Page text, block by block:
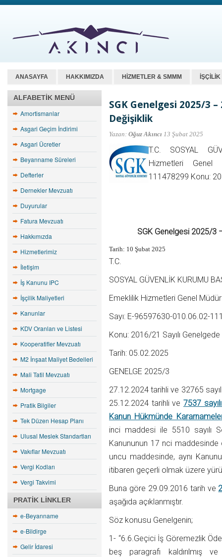
ANASAYFA HAKKIMIZDA HİZMETLER & SMMM
ALFABETIK MENÜ
Amortismanlar
Asgari Geçim İndirimi
Asgari Ücretler
Beyanname Süreleri
Defterler
Dernekler Mevzuatı
Duyurular
Fatura Mevzuatı
Hakkımızda
Hizmetlerimiz
İletişim
İş Kanunu IPC
İşçilik Maliyetleri
Kanunlar
KDV Oranları ve Listesi
Kooperatifler Mevzuatı
M2 İnşaat Maliyet Bedelleri
Mali Tatil Mevzuatı
Mortgage
Pratik Bilgiler
Tek Düzen Hesap Planı
Ulusal Meslek Standartları
Vakıflar Mevzuatı
Vergi Kodları
Vergi Takvimi
PRATIK LINKLER
e-Beyanname
e-Bildirge
Gelir İdaresi
SGK Genelgesi 2025/3 –
Değişiklik
Yazan: Oğuz Akıncı 13 Şubat 2025
T.C. SOSYAL
Hizmetleri Genel
111478299 Konu:
SGK Genelgesi 2025/3
Tarih: 10 Şubat 2025
T.C.
SOSYAL GÜVENLİK KURUMU
Emeklilik Hizmetleri Genel
Sayı: E-96597630-010.06.02-
Konu: 2016/21 Sayılı
Tarih: 05.02.2025
GENELGE 2025/3
27.12.2024 tarihli ve 32765
25.12.2024 tarihli ve 7537
Kanun Hükmünde
inci maddesi ile 5510 sayılı
Kanununun 17 nci maddesinde
uncu maddesinde, aynı
itibaren geçerli olmak üzere
Buna göre 29.09.2016 tarih ve
aşağıda açıklanmıştır.
Söz konusu Genelgenin;
1- “6.6.Geçici İş Göremezlik
beş paragrafı kaldırılmış